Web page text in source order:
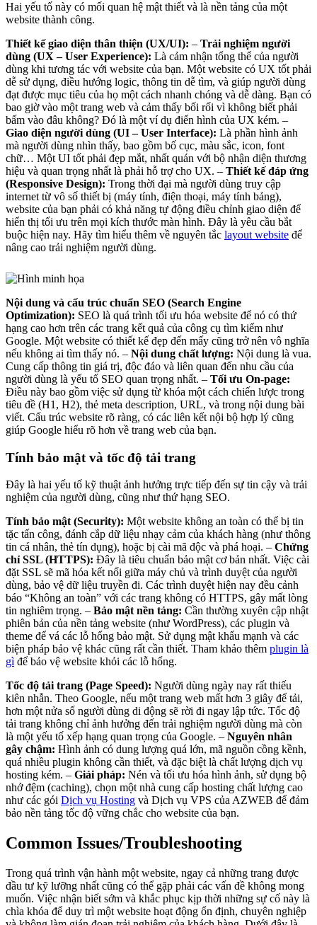
Hai yếu tố này có mối quan hệ mật thiết và là nền tảng của một
website thành công.
Thiết kế giao diện thân thiện (UX/UI): – Trải nghiệm người
dùng (UX – User Experience): Là cảm nhận tổng thể của người
dùng khi tương tác với website của bạn. Một website có UX tốt phải
dễ sử dụng, điều hướng logic, thông tin dễ tìm, và giúp người dùng
đạt được mục tiêu của họ một cách nhanh chóng và dễ dàng. Bạn có
bao giờ vào một trang web và cảm thấy bối rối vì không biết phải
bấm vào đâu không? Đó là một ví dụ điển hình của UX kém. –
Giao diện người dùng (UI – User Interface): Là phần hình ảnh
mà người dùng nhìn thấy, bao gồm bố cục, màu sắc, icon, font
chữ… Một UI tốt phải đẹp mắt, nhất quán với bộ nhận diện thương
hiệu và quan trọng nhất là phải hỗ trợ cho UX. – Thiết kế đáp ứng
(Responsive Design): Trong thời đại mà người dùng truy cập
internet từ vô số thiết bị (máy tính, điện thoại, máy tính bảng),
website của bạn phải có khả năng tự động điều chỉnh giao diện để
hiển thị tối ưu trên mọi kích thước màn hình. Đây là yêu cầu bắt
buộc hiện nay. Hãy tìm hiểu thêm về nguyên tắc layout website để
nâng cao trải nghiệm người dùng.
Nội dung và cấu trúc chuẩn SEO (Search Engine
Optimization): SEO là quá trình tối ưu hóa website để nó có thứ
hạng cao hơn trên các trang kết quả của công cụ tìm kiếm như
Google. Một website có thiết kế đẹp đến mấy cũng trở nên vô nghĩa
nếu không ai tìm thấy nó. – Nội dung chất lượng: Nội dung là vua.
Cung cấp thông tin giá trị, độc đáo và liên quan đến nhu cầu của
người dùng là yếu tố SEO quan trọng nhất. – Tối ưu On-page:
Điều này bao gồm việc sử dụng từ khóa một cách chiến lược trong
tiêu đề (H1, H2), thẻ meta description, URL, và trong nội dung bài
viết. Cấu trúc website rõ ràng, có các liên kết nội bộ hợp lý cũng
giúp Google hiểu rõ hơn về trang web của bạn.
Tính bảo mật và tốc độ tải trang
Đây là hai yếu tố kỹ thuật ảnh hưởng trực tiếp đến sự tin cậy và trải
nghiệm của người dùng, cũng như thứ hạng SEO.
Tính bảo mật (Security): Một website không an toàn có thể bị tin
tặc tấn công, đánh cắp dữ liệu nhạy cảm của khách hàng (như thông
tin cá nhân, thẻ tín dụng), hoặc bị cài mã độc và phá hoại. – Chứng
chỉ SSL (HTTPS): Đây là tiêu chuẩn bảo mật cơ bản nhất. Việc cài
đặt SSL sẽ mã hóa kết nối giữa máy chủ và trình duyệt của người
dùng, bảo vệ dữ liệu truyền đi. Các trình duyệt hiện nay đều cảnh
báo “Không an toàn” với các trang không có HTTPS, gây mất lòng
tin nghiêm trọng. – Bảo mật nền tảng: Cần thường xuyên cập nhật
phiên bản của nền tảng website (như WordPress), các plugin và
theme để vá các lỗ hổng bảo mật. Sử dụng mật khẩu mạnh và các
biện pháp bảo vệ khác cũng rất cần thiết. Tham khảo thêm plugin là
gì để bảo vệ website khỏi các lỗ hổng.
Tốc độ tải trang (Page Speed): Người dùng ngày nay rất thiếu
kiên nhẫn. Theo Google, nếu một trang web mất hơn 3 giây để tải,
hơn một nửa số người dùng di động sẽ rời đi ngay lập tức. Tốc độ
tải trang không chỉ ảnh hưởng đến trải nghiệm người dùng mà còn
là một yếu tố xếp hạng quan trọng của Google. – Nguyên nhân
gây chậm: Hình ảnh có dung lượng quá lớn, mã nguồn cồng kềnh,
quá nhiều plugin không cần thiết, và đặc biệt là chất lượng dịch vụ
hosting kém. – Giải pháp: Nén và tối ưu hóa hình ảnh, sử dụng bộ
nhớ đệm (caching), chọn một nhà cung cấp hosting chất lượng cao
như các gói Dịch vụ Hosting và Dịch vụ VPS của AZWEB để đảm
bảo nền tảng tốc độ vững chắc cho website của bạn.
Common Issues/Troubleshooting
Trong quá trình vận hành một website, ngay cả những trang được
đầu tư kỹ lưỡng nhất cũng có thể gặp phải các vấn đề không mong
muốn. Việc nhận biết sớm và khắc phục kịp thời những sự cố này là
chìa khóa để duy trì một website hoạt động ổn định, chuyên nghiệp